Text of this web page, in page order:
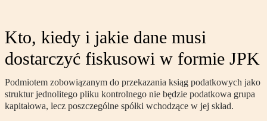
Kto, kiedy i jakie dane musi
dostarczyć fiskusowi w formie JPK
Podmiotem zobowiązanym do przekazania ksiąg podatkowych jako
struktur jednolitego pliku kontrolnego nie będzie podatkowa grupa
kapitałowa, lecz poszczególne spółki wchodzące w jej skład.